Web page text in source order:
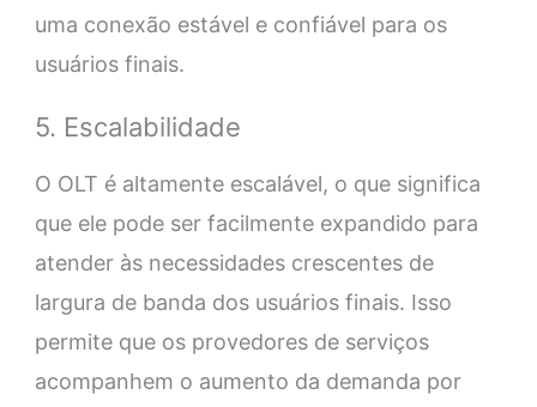
uma conexão estável e confiável para os
usuários finais.
5. Escalabilidade
O OLT é altamente escalável, o que significa
que ele pode ser facilmente expandido para
atender às necessidades crescentes de
largura de banda dos usuários finais. Isso
permite que os provedores de serviços
acompanhem o aumento da demanda por